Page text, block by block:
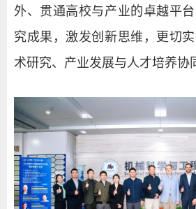
外、贯通高校与产业的卓越平
究成果，激发创新思维，更切
术研究、产业发展与人才培养协